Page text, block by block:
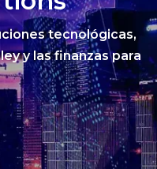
tecnológicas,
y las finanzas para